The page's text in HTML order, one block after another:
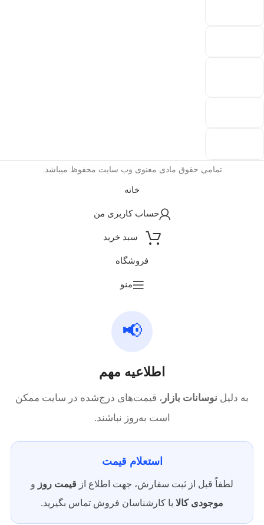
تمامی حقوق مادی معنوی وب سایت محفوظ میباشد.
خانه
حساب کاربری من
سبد خرید
فروشگاه
منو
📢
اطلاعیه مهم
به دلیل نوسانات بازار ، قیمت‌های درج‌شده در سایت ممکن
است به‌روز نباشند.
استعلام قیمت
لطفاً قبل از ثبت سفارش، جهت اطلاع از قیمت روز و
موجودی کالا با کارشناسان فروش تماس بگیرید.